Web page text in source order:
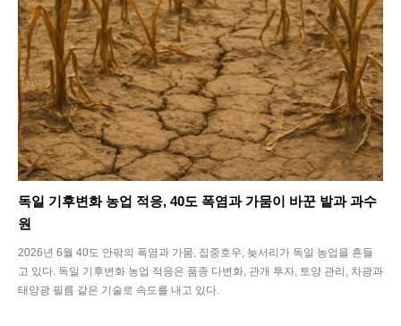
독일 기후변화 농업 적응, 40도 폭염과 가뭄이 바꾼 밭과 과수
원
2026년 6월 40도 안팎의 폭염과 가뭄, 집중호우, 늦서리가 독일 농업을 흔들
고 있다. 독일 기후변화 농업 적응은 품종 다변화, 관개 투자, 토양 관리, 차광과
태양광 필름 같은 기술로 속도를 내고 있다.